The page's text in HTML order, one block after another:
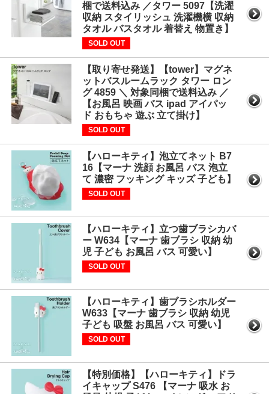
梱で送料込み ／タワー 5097【洗濯
収納 スタイリッシュ 洗濯機横 収納
タオル バスタオル 着替え 物置き】
SOLD OUT
【取り寄せ発送】【tower】マグネ
ットバスルームラック タワー ロン
グ 4859 ＼ 対象同梱で送料込み ／
【お風呂 映画 バス ipad アイパッ
ド おもちゃ 遊ぶ 立て掛け】
SOLD OUT
【ハローキティ】泡立てネット B7
16【マーナ 洗顔 お風呂 バス 泡立
て 濃密 フッキング キッズ 子ども】
SOLD OUT
【ハローキティ】立つ歯ブラシカバ
ー W634【マーナ 歯ブラシ 収納 幼
児 子ども お風呂 バス 可愛い】
SOLD OUT
【ハローキティ】歯ブラシホルダー
W633【マーナ 歯ブラシ 収納 幼児
子ども 吸盤 お風呂 バス 可愛い】
SOLD OUT
【特別価格】【ハローキティ】ドラ
イキャップ S476 【マーナ 吸水 お